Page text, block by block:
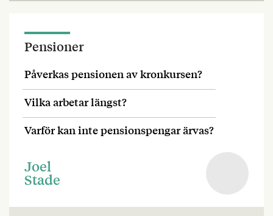
Pensioner
Påverkas pensionen av kronkursen?
Vilka arbetar längst?
Varför kan inte pensionspengar ärvas?
Joel
Stade